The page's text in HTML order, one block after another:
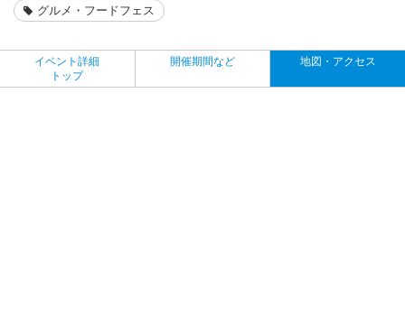
グルメ・フードフェス
イベント詳細
トップ
開催期間など 地図・アクセス